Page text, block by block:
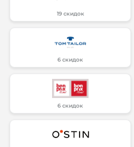
19 скидок
6 скидок
6 скидок